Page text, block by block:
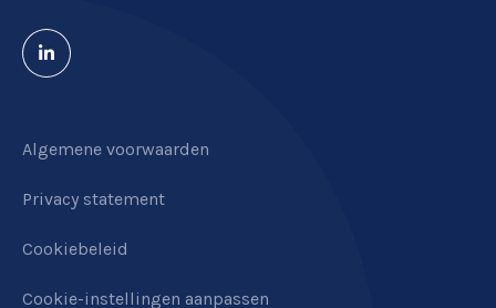
Algemene voorwaarden
Privacy statement
Cookiebeleid
Cookie-instellingen aanpassen